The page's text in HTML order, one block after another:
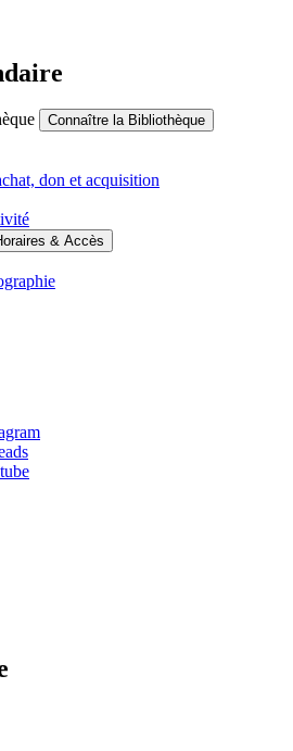
Connaître la Bibliothèque
don et acquisition
& Accès